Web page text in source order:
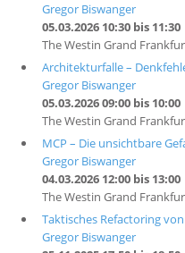
Gregor Biswanger
05.03.2026 10:30 bis 11:30
The Westin Grand
Architekturfalle –
Gregor Biswanger
05.03.2026 09:00 bis 10:00
The Westin Grand
MCP – Die unsichtbare
Gregor Biswanger
04.03.2026 12:00 bis 13:00
The Westin Grand
Taktisches Refactoring
Gregor Biswanger